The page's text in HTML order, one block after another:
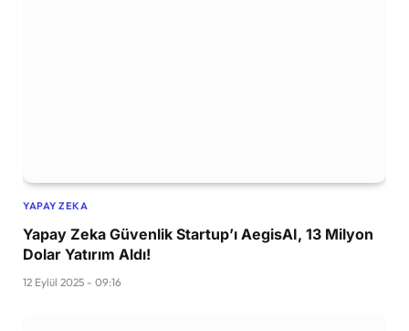
YAPAY ZEKA
Yapay Zeka Güvenlik Startup’ı AegisAI, 13 Milyon
Dolar Yatırım Aldı!
12 Eylül 2025 - 09:16